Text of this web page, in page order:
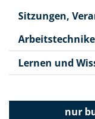
Sitzungen,
Lernen und
nur